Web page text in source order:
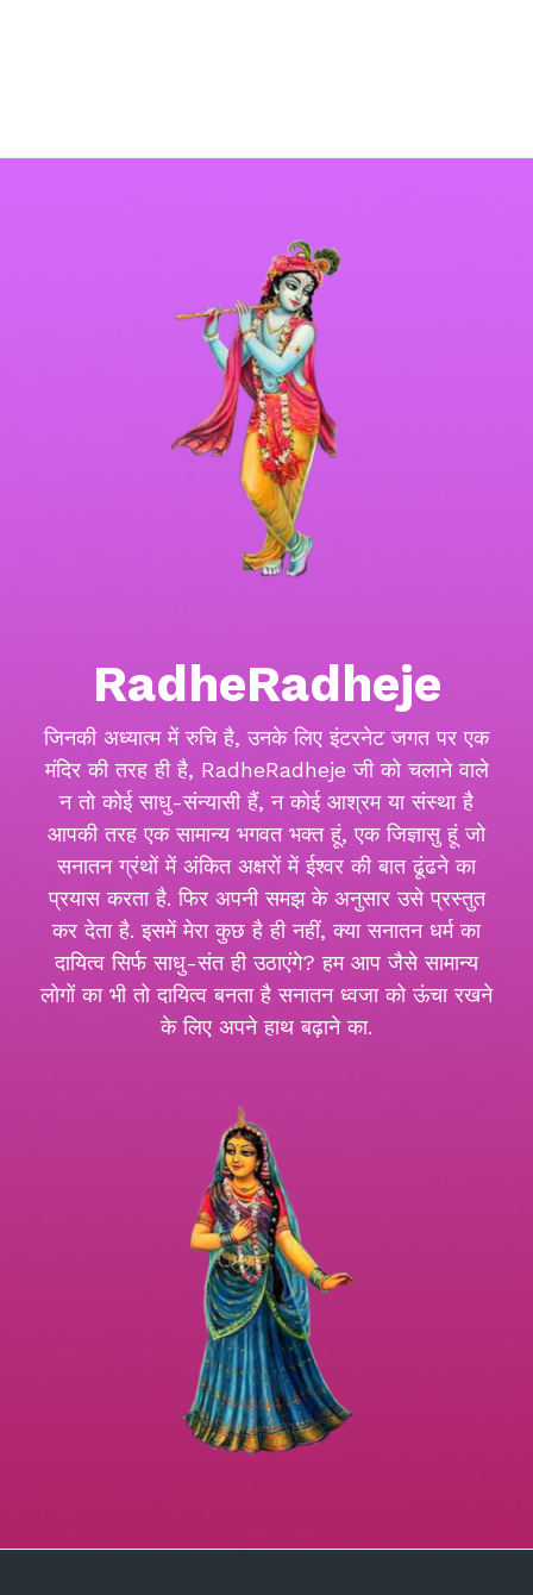
RadheRadheje
जिनकी अध्यात्म में रुचि है, उनके लिए इंटरनेट जगत पर एक
मंदिर की तरह ही है, RadheRadheje जी को चलाने वाले
न तो कोई साधु-संन्यासी हैं, न कोई आश्रम या संस्था है
आपकी तरह एक सामान्य भगवत भक्त हूं, एक जिज्ञासु हूं जो
सनातन ग्रंथों में अंकित अक्षरों में ईश्वर की बात ढूंढने का
प्रयास करता है. फिर अपनी समझ के अनुसार उसे प्रस्तुत
कर देता है. इसमें मेरा कुछ है ही नहीं, क्या सनातन धर्म का
दायित्व सिर्फ साधु-संत ही उठाएंगे? हम आप जैसे सामान्य
लोगों का भी तो दायित्व बनता है सनातन ध्वजा को ऊंचा रखने
के लिए अपने हाथ बढ़ाने का.